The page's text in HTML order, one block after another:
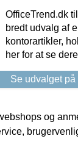
OfficeTrend.dk
bredt udvalg af
kontorartikler,
her for at se
Se udvalget
og